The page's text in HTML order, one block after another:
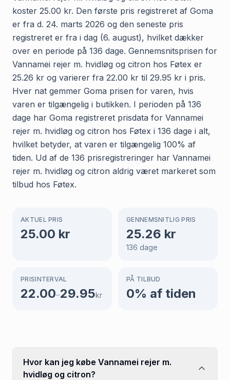
koster 25.00 kr. Den første pris registreret af Goma
er fra d. 24. marts 2026 og den seneste pris
registreret er fra i dag (6. august), hvilket dækker
over en periode på 136 dage. Gennemsnitsprisen for
Vannamei rejer m. hvidløg og citron hos Føtex er
25.26 kr og varierer fra 22.00 kr til 29.95 kr i pris.
Hver nat gemmer Goma prisen for varen, hvis
varen er tilgængelig i butikken. I perioden på 136
dage har Goma registreret prisdata for Vannamei
rejer m. hvidløg og citron hos Føtex i 136 dage i alt,
hvilket betyder, at varen er tilgængelig 100% af
tiden. Ud af de 136 prisregistreringer har Vannamei
rejer m. hvidløg og citron aldrig været markeret som
tilbud hos Føtex.
AKTUEL PRIS
25.00 kr
GENNEMSNITLIG PRIS
25.26 kr
136 dage
PRISINTERVAL
22.00–29.95kr
PÅ TILBUD
0% af tiden
Hvor kan jeg købe Vannamei rejer m.
hvidløg og citron?